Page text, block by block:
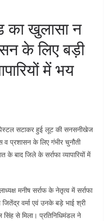
का खुलासा न
के लिए बड़ी
में भय
सटाकर हुई लूट की सनसनीखेज
प्रशासन के लिए गंभीर चुनौती
बाद जिले के सर्राफा व्यापारियों में
मनीष सर्राफ के नेतृत्व में सर्राफा
जितेंद्र वर्मा एवं उनके बड़े भाई श्री
से मिला। प्रतिनिधिमंडल ने